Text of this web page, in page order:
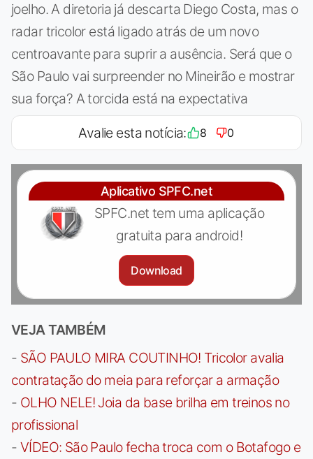
joelho. A diretoria já descarta Diego Costa, mas o
radar tricolor está ligado atrás de um novo
centroavante para suprir a ausência. Será que o
São Paulo vai surpreender no Mineirão e mostrar
sua força? A torcida está na expectativa
Avalie esta notícia: 8 0
Aplicativo SPFC.net
SPFC.net tem uma aplicação
gratuita para android!
Download
VEJA TAMBÉM
- SÃO PAULO MIRA COUTINHO! Tricolor avalia
contratação do meia para reforçar a armação
- OLHO NELE! Joia da base brilha em treinos no
profissional
- VÍDEO: São Paulo fecha troca com o Botafogo e